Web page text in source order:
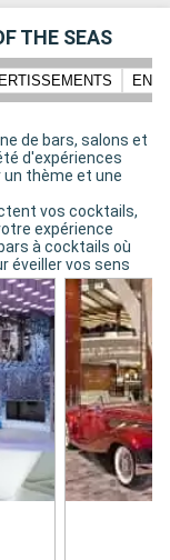
THE SEAS
de bars, salons et
d'expériences
thème et une
vos cocktails,
expérience
à cocktails où
éveiller vos sens